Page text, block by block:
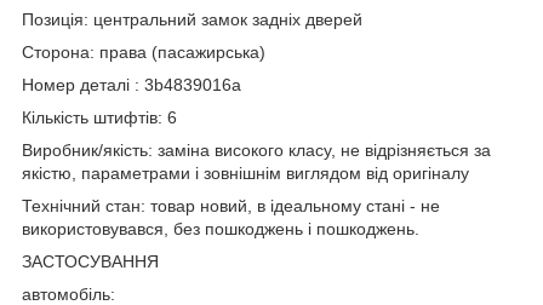
Позиція: центральний замок задніх дверей
Сторона: права (пасажирська)
Номер деталі : 3b4839016a
Кількість штифтів: 6
Виробник/якість: заміна високого класу, не відрізняється за
якістю, параметрами і зовнішнім виглядом від оригіналу
Технічний стан: товар новий, в ідеальному стані - не
використовувався, без пошкоджень і пошкоджень.
ЗАСТОСУВАННЯ
автомобіль: